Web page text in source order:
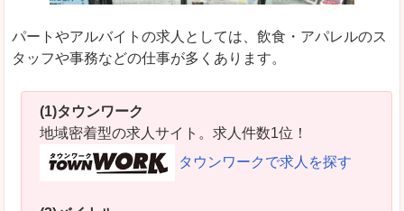
パートやアルバイトの求人としては、飲食・アパレルのス
タッフや事務などの仕事が多くあります。
(1)タウンワーク
地域密着型の求人サイト。求人件数1位！
タウンワークで求人を探す